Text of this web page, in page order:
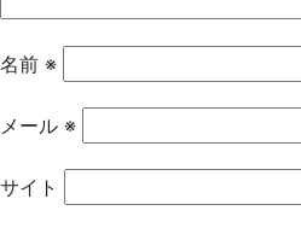
ン
名前 ※
メール ※
サイト